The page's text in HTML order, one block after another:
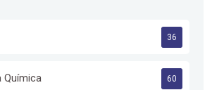
36
Química 60